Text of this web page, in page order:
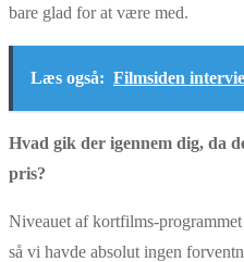
bare glad for at være med.
Læs også: Filmsiden
Hvad gik der igennem dig, da
pris?
Niveauet af kortfilms-
så vi havde absolut ingen